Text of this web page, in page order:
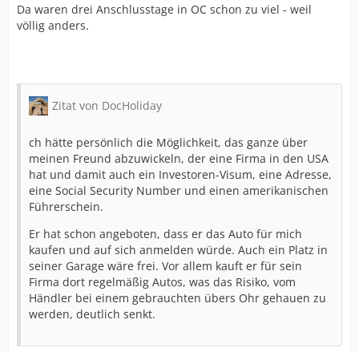
Da waren drei Anschlusstage in OC schon zu viel - weil
völlig anders.
Zitat von DocHoliday
ch hätte persönlich die Möglichkeit, das ganze über
meinen Freund abzuwickeln, der eine Firma in den USA
hat und damit auch ein Investoren-Visum, eine Adresse,
eine Social Security Number und einen amerikanischen
Führerschein.
Er hat schon angeboten, dass er das Auto für mich
kaufen und auf sich anmelden würde. Auch ein Platz in
seiner Garage wäre frei. Vor allem kauft er für sein
Firma dort regelmäßig Autos, was das Risiko, vom
Händler bei einem gebrauchten übers Ohr gehauen zu
werden, deutlich senkt.